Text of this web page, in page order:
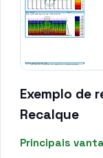
Exemplo de
Recalque
Principais